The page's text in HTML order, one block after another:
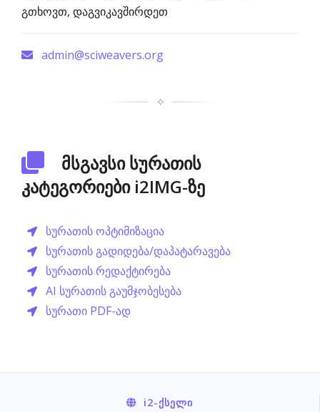
გთხოვთ, დაგვიკავშირდეთ
admin@sciweavers.org
✧
მსგავსი სურათის
კატეგორიები i2IMG-ზე
სურათის ოპტიმიზაცია
სურათის გადიდება/დაპატარავება
სურათის რედაქტირება
AI სურათის გაუმჯობესება
სურათი PDF-ად
i2-ᲥᲡᲔᲚᲘ